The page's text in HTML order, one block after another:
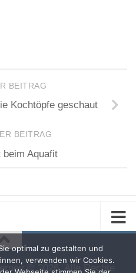
BEITRAG
Kochtöpfe geschaut
BEITRAG
beim Aquafit
© 2026. Alle Rechte
optimal zu gestalten und
verwenden wir Cookies.